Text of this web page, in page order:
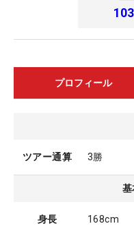
103
プロフィール
ツアー通算 3勝
基
身長 168cm